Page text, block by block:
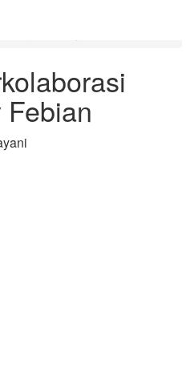
Rizky Febian